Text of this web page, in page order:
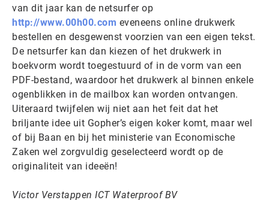
van dit jaar kan de netsurfer op
http://www.00h00.com eveneens online drukwerk
bestellen en desgewenst voorzien van een eigen tekst.
De netsurfer kan dan kiezen of het drukwerk in
boekvorm wordt toegestuurd of in de vorm van een
PDF-bestand, waardoor het drukwerk al binnen enkele
ogenblikken in de mailbox kan worden ontvangen.
Uiteraard twijfelen wij niet aan het feit dat het
briljante idee uit Gopher’s eigen koker komt, maar wel
of bij Baan en bij het ministerie van Economische
Zaken wel zorgvuldig geselecteerd wordt op de
originaliteit van ideeën!
Victor Verstappen ICT Waterproof BV